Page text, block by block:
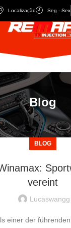
Localização Seg - Sex
Blog
BLOG
vereint
Lucaswangg
einer der